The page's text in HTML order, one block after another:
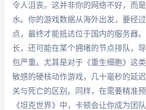
令人沮丧。这并非你的网络不好，而
水。你的游戏数据从海外出发，要经
点，最终才能抵达位于国内的服务器
长，还可能在某个拥堵的节点排队，
包严重。尤其是对于《重生细胞》这
敏感的硬核动作游戏，几十毫秒的延
关与死亡的区别。同样，在需要精准
《坦克世界》中，卡顿会让你成为团